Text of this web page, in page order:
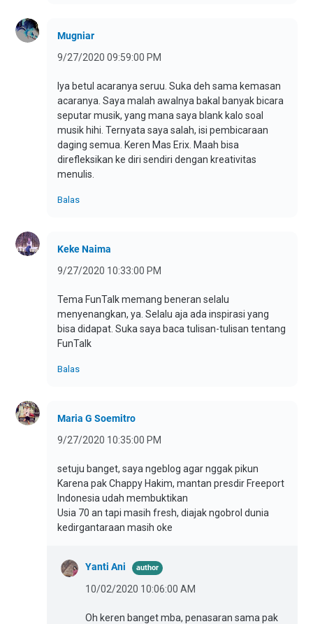
Mugniar
9/27/2020 09:59:00 PM
Iya betul acaranya seruu. Suka deh sama kemasan
acaranya. Saya malah awalnya bakal banyak bicara
seputar musik, yang mana saya blank kalo soal
musik hihi. Ternyata saya salah, isi pembicaraan
daging semua. Keren Mas Erix. Maah bisa
direfleksikan ke diri sendiri dengan kreativitas
menulis.
Balas
Keke Naima
9/27/2020 10:33:00 PM
Tema FunTalk memang beneran selalu
menyenangkan, ya. Selalu aja ada inspirasi yang
bisa didapat. Suka saya baca tulisan-tulisan tentang
FunTalk
Balas
Maria G Soemitro
9/27/2020 10:35:00 PM
setuju banget, saya ngeblog agar nggak pikun
Karena pak Chappy Hakim, mantan presdir Freeport
Indonesia udah membuktikan
Usia 70 an tapi masih fresh, diajak ngobrol dunia
kedirgantaraan masih oke
Yanti Ani
10/02/2020 10:06:00 AM
Oh keren banget mba, penasaran sama pak